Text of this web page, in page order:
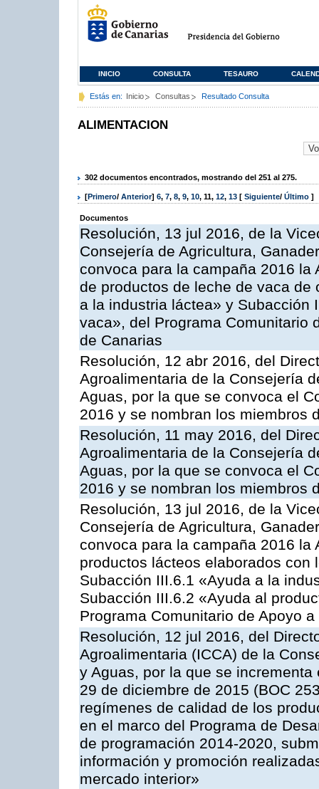
INICIO CONSULTA TESAURO
Estás en: Inicio Consultas Resultado Consulta
ALIMENTACION
302 documentos encontrados, mostrando del 251 al 275.
[Primero/ Anterior] 6, 7, 8, 9, 10, 11, 12, 13 [ Siguiente/ Último ]
Documentos
Resolución, 13 jul 2016, de la
Consejería de Agricultura,
convoca para la campaña 2016
de productos de leche de vaca
a la industria láctea» y Subacción
vaca», del Programa Comunitario
de Canarias
Resolución, 12 abr 2016, del
Agroalimentaria de la Consejería
Aguas, por la que se convoca el
2016 y se nombran los miembros
Resolución, 11 may 2016, del
Agroalimentaria de la Consejería
Aguas, por la que se convoca el
2016 y se nombran los miembros
Resolución, 13 jul 2016, de la
Consejería de Agricultura,
convoca para la campaña 2016
productos lácteos elaborados
Subacción III.6.1 «Ayuda a la
Subacción III.6.2 «Ayuda al
Programa Comunitario de Apoyo
Resolución, 12 jul 2016, del
Agroalimentaria (ICCA) de la
y Aguas, por la que se
29 de diciembre de 2015 (BOC
regímenes de calidad de los
en el marco del Programa de
de programación 2014-2020,
información y promoción
mercado interior»